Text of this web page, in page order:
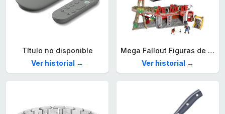
Título no disponible
Ver historial →
Mega Fallout Figuras de acción y Juguetes de construcción, Parada de Camiones Red Rocket con 824 Piezas, 2 Personajes articulados y Accesorios, para coleccionistas, HXT00
Ver historial →